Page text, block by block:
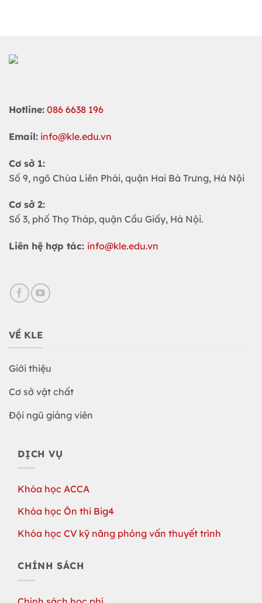
Hotline: 086 6638 196
Email: info@kle.edu.vn
Cơ sở 1:
Số 9, ngõ Chùa Liên Phái, quận Hai Bà Trưng, Hà Nội
Cơ sở 2:
Số 3, phố Thọ Tháp, quận Cầu Giấy, Hà Nội.
Liên hệ hợp tác: info@kle.edu.vn
VỀ KLE
Giới thiệu
Cơ sở vật chất
Đội ngũ giảng viên
DỊCH VỤ
Khóa học ACCA
Khóa học Ôn thi Big4
Khóa học CV kỹ năng phỏng vấn thuyết trình
CHÍNH SÁCH